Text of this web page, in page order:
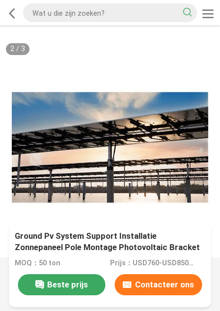
2/ 3
Ground Pv System Support Installatie
Zonnepaneel Pole Montage Photovoltaic Bracket
MOQ：50 ton Prijs：USD760-USD850/TON
Beste prijs Contacteer ons